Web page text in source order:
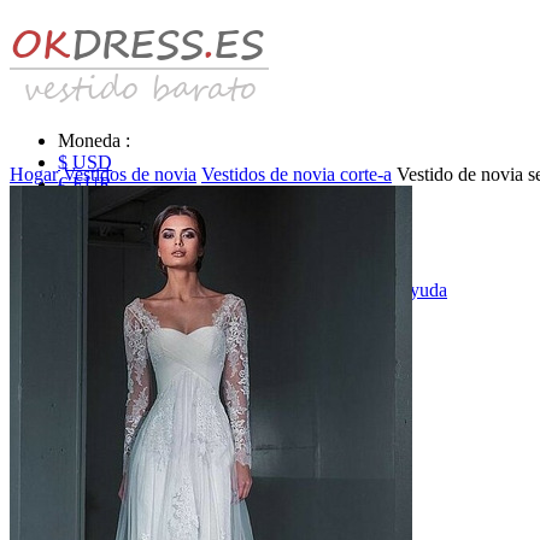
Moneda :
$ USD
€ EUR
₣ CHF
Identificarse & Registrarse |Obtener la contraseña Ayuda
Vestidos de novia
Vestido de novia liquidación y venta
Vestidos de novia vendimia
Hogar Vestidos de novia Vestidos de novia corte-a Vestido de novia